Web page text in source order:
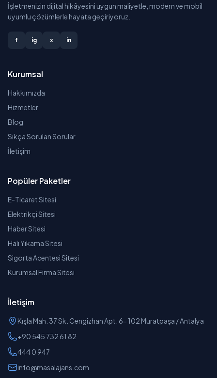
İşletmenizin dijital hikâyesini uygun maliyetle, modern ve mobil
uyumlu çözümlerle hayata geçiriyoruz.
f ig x in
Kurumsal
Hakkımızda
Hizmetler
Blog
Sıkça Sorulan Sorular
İletişim
Popüler Paketler
E-Ticaret Sitesi
Elektrikçi Sitesi
Haber Sitesi
Halı Yıkama Sitesi
Sigorta Acentesi Sitesi
Kurumsal Firma Sitesi
İletişim
Kışla Mah. 37 Sk. Cengizhan Apt. 6- 102 Muratpaşa / Antalya
+90 545 732 61 82
444 0 947
info@masalajans.com